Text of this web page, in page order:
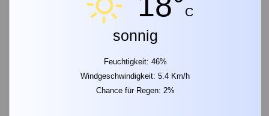
C
sonnig
Feuchtigkeit: 46%
Windgeschwindigkeit: 5.4 Km/h
Chance für Regen: 2%